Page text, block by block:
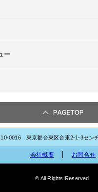
ー
0016 東京都台東区台東2-1-3セン
会社概要 お問合せ
© All Rights Reserved.